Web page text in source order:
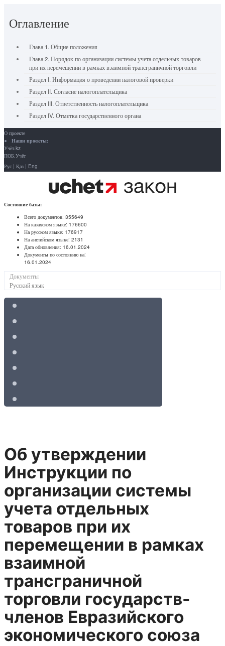
Оглавление
Глава 1. Общие положения
Глава 2. Порядок по организации системы учета отдельных товаров
при их перемещении в рамках взаимной трансграничной торговли
Раздел I. Информация о проведении налоговой проверки
Раздел II. Согласие налогоплательщика
Раздел III. Ответственность налогоплательщика
Раздел IV. Отметка государственного органа
О проекте
Наши проекты:
Учёт.kz
ПОБ.Учёт
Рус | Қаз | Eng
Состояние базы:
Всего документов: 355649
На казахском языке: 176600
На русском языке: 176917
На английском языке: 2131
Дата обновления: 16.01.2024
Документы по состоянию на:
16.01.2024
Документы
Русский язык
Об утверждении
Инструкции по
организации системы
учета отдельных
товаров при их
перемещении в рамках
взаимной
трансграничной
торговли государств-
членов Евразийского
экономического союза